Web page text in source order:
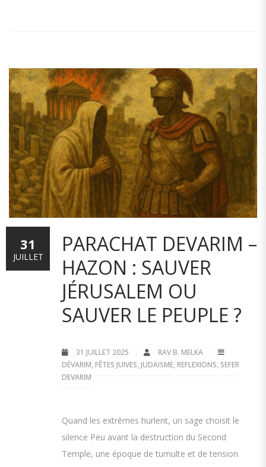
PARACHAT DEVARIM –
HAZON : SAUVER
JÉRUSALEM OU
SAUVER LE PEUPLE ?
31 JUILLET 2025
RAV B. MELKA
DÉVARIM, FÊTES JUIVES, JUDAISME, REFLEXIONS, SEFER
DEVARIM
Quand les extrêmes hurlent, un sage choisit le
silence Peu avant la destruction du Second
Temple, une époque de tumulte et de tension
31
JUILLET